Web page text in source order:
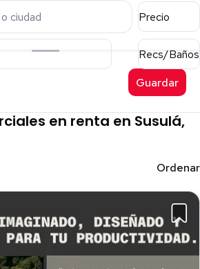
ciudad Precio
Recs/Baños
Guardar
en renta en Susulá,
Ordenar